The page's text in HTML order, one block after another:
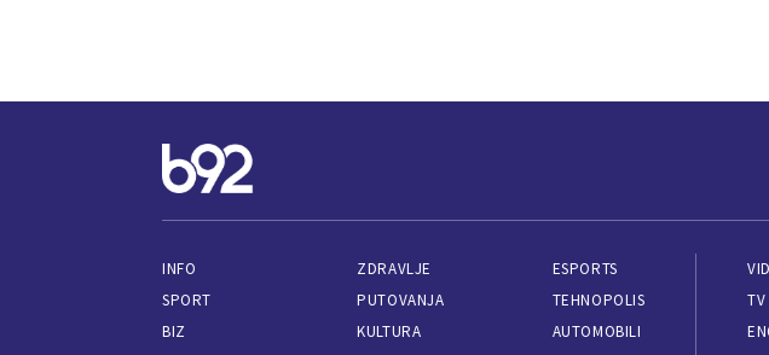
INFO
SPORT
BIZ
ZDRAVLJE
PUTOVANJA
KULTURA
ESPORTS
TEHNOPOLIS
AUTOMOBILI
TV